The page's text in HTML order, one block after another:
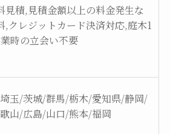
見積,見積金額以上の料金発生な
,クレジットカード決済対応,庭木1
時の立会い不要
玉/茨城/群馬/栃木/愛知県/静岡/
山/広島/山口/熊本/福岡